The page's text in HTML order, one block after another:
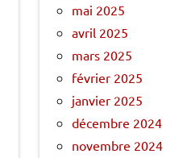
mai 2025
avril 2025
mars 2025
février 2025
janvier 2025
décembre 2024
novembre 2024